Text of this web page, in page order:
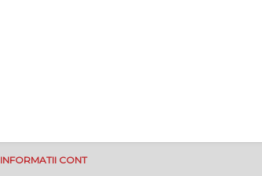
INFORMATII CONT